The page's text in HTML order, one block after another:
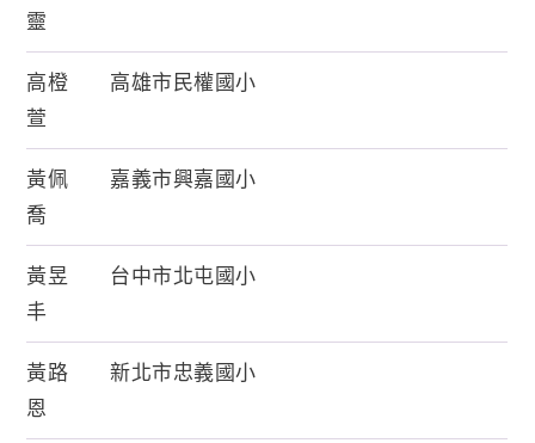
靈
高橙
萱
高雄市民權國小
黃佩
喬
嘉義市興嘉國小
黃昱
丰
台中市北屯國小
黃路
恩
新北市忠義國小